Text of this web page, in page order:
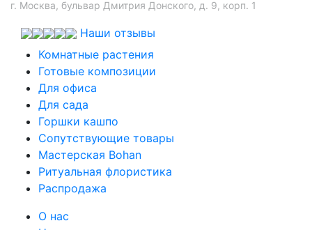
г. Москва, бульвар Дмитрия Донского, д. 9, корп. 1
Наши отзывы
Комнатные растения
Готовые композиции
Для офиса
Для сада
Горшки кашпо
Сопутствующие товары
Мастерская Bohan
Ритуальная флористика
Распродажа
О нас